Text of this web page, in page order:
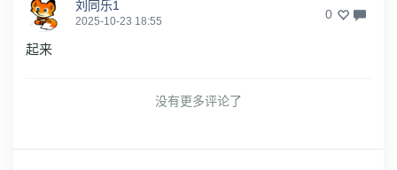
刘同乐1
2025-10-23 18:55 0
起来
没有更多评论了